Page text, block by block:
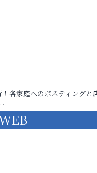
各家庭へのポスティングと